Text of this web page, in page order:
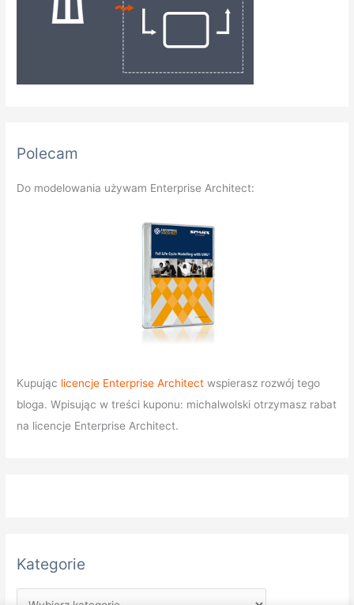
Polecam
Do modelowania używam Enterprise Architect:
Kupując licencje Enterprise Architect wspierasz rozwój tego
bloga. Wpisując w treści kuponu: michalwolski otrzymasz rabat
na licencje Enterprise Architect.
Kategorie